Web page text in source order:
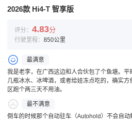
2026款 Hi4-T 智享版
评分： 4.83分
行驶里程： 850公里
最满意
我是老李，在广西这边和人合伙包了个鱼塘。
几瓶冰水、冰啤酒，或者给娃冻点吃的，确实
区跑个两三天不用油。
最不满意
倒车的时候那个自动驻车（Autohold）不会自